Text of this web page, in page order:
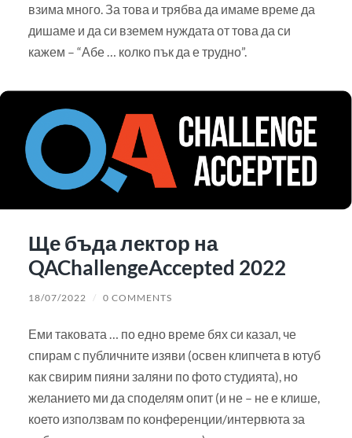
взима много. За това и трябва да имаме време да
дишаме и да си вземем нуждата от това да си
кажем – “Абе … колко пък да е трудно”.
Ще бъда лектор на
QAChallengeAccepted 2022
18/07/2022 / 0 COMMENTS
Еми таковата … по едно време бях си казал, че
спирам с публичните изяви (освен клипчета в ютуб
как свирим пияни заляни по фото студията), но
желанието ми да споделям опит (и не – не е клише,
което използвам по конференции/интервюта за